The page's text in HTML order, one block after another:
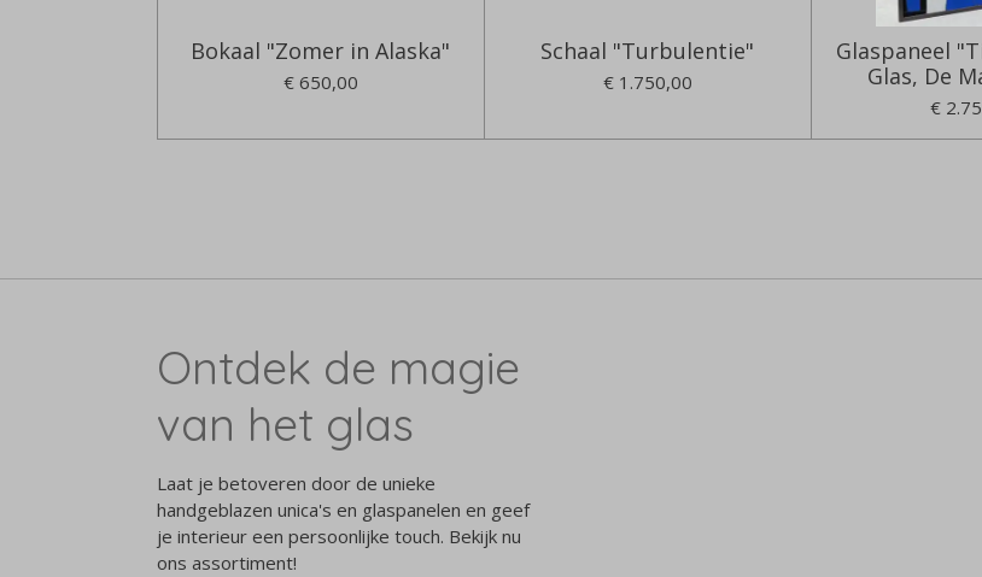
Bokaal "Zomer in Alaska"
€ 650,00
Schaal "Turbulentie"
€ 1.750,00
Glaspaneel
Glas, De
€
Ontdek de magie
van het glas
Laat je betoveren door de unieke
handgeblazen unica's en glaspanelen en geef
je interieur een persoonlijke touch. Bekijk nu
ons assortiment!